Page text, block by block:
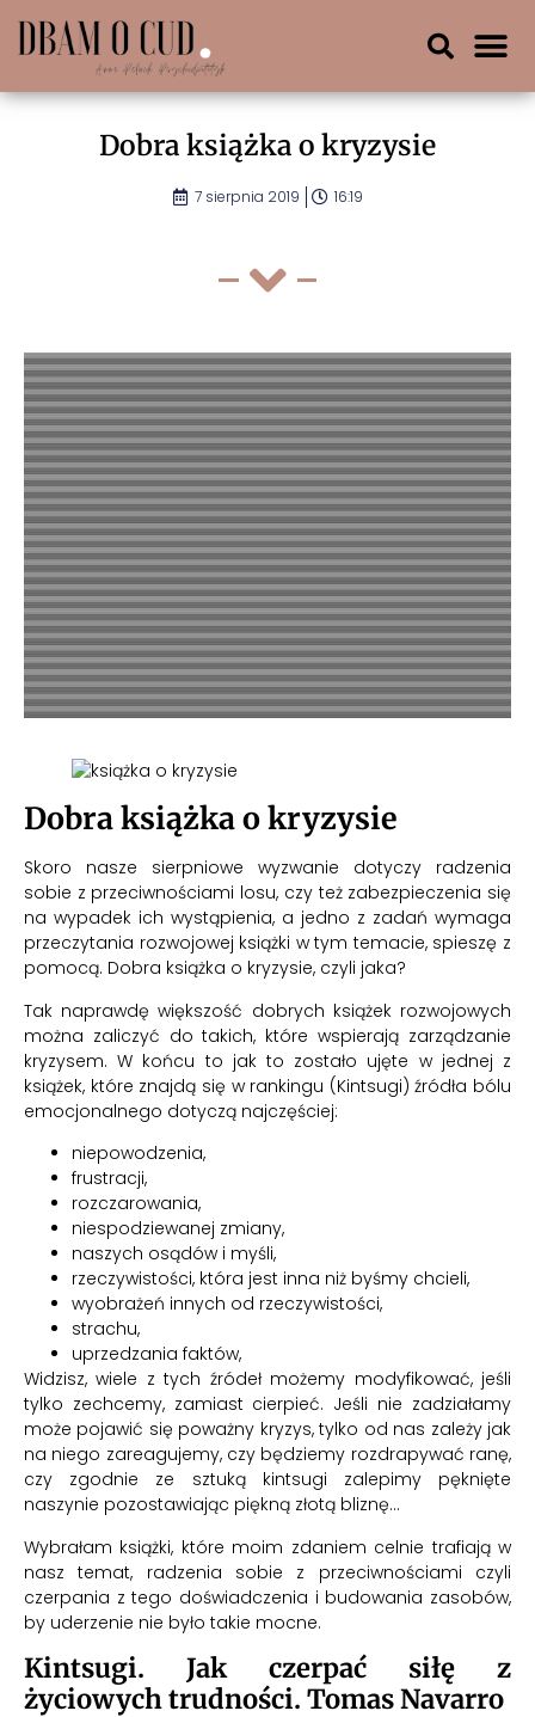
Dobra książka o kryzysie
7 sierpnia 2019 16:19
Dobra książka o kryzysie
Skoro nasze sierpniowe wyzwanie dotyczy radzenia
sobie z przeciwnościami losu, czy też zabezpieczenia się
na wypadek ich wystąpienia, a jedno z zadań wymaga
przeczytania rozwojowej książki w tym temacie, spieszę z
pomocą. Dobra książka o kryzysie, czyli jaka?
Tak naprawdę większość dobrych książek rozwojowych
można zaliczyć do takich, które wspierają zarządzanie
kryzysem. W końcu to jak to zostało ujęte w jednej z
książek, które znajdą się w rankingu (Kintsugi) źródła bólu
emocjonalnego dotyczą najczęściej:
niepowodzenia,
frustracji,
rozczarowania,
niespodziewanej zmiany,
naszych osądów i myśli,
rzeczywistości, która jest inna niż byśmy chcieli,
wyobrażeń innych od rzeczywistości,
strachu,
uprzedzania faktów,
Widzisz, wiele z tych źródeł możemy modyfikować, jeśli
tylko zechcemy, zamiast cierpieć. Jeśli nie zadziałamy
może pojawić się poważny kryzys, tylko od nas zależy jak
na niego zareagujemy, czy będziemy rozdrapywać ranę,
czy zgodnie ze sztuką kintsugi zalepimy pęknięte
naszynie pozostawiając piękną złotą bliznę…
Wybrałam książki, które moim zdaniem celnie trafiają w
nasz temat, radzenia sobie z przeciwnościami czyli
czerpania z tego doświadczenia i budowania zasobów,
by uderzenie nie było takie mocne.
Kintsugi. Jak czerpać siłę z
życiowych trudności. Tomas Navarro